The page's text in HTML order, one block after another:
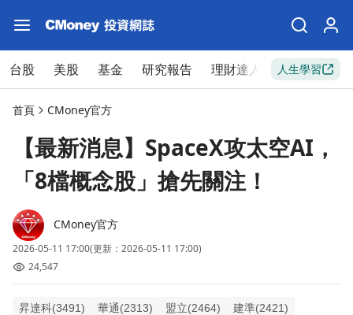
台股 美股 基金 研究報告 理財達人 新手入門
人生學習
首頁 CMoney官方
【最新消息】SpaceX攻太空AI，
「8檔概念股」搶先關注！
CMoney官方
2026-05-11 17:00(更新：2026-05-11 17:00)
24,547
昇達科(3491) 華通(2313) 盟立(2464)
建準(2421)